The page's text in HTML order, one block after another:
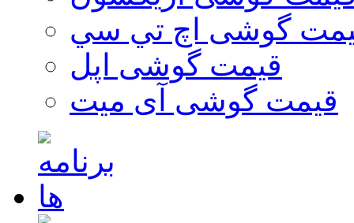
گوشی اچ تي سي
قیمت گوشی اپل
قیمت گوشی آی میت